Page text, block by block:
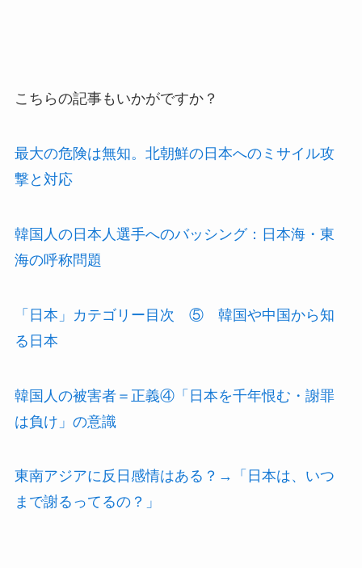
こちらの記事もいかがですか？
最大の危険は無知。北朝鮮の日本へのミサイル攻
撃と対応
韓国人の日本人選手へのバッシング：日本海・東
海の呼称問題
「日本」カテゴリー目次 ⑤ 韓国や中国から知
る日本
韓国人の被害者＝正義④「日本を千年恨む・謝罪
は負け」の意識
東南アジアに反日感情はある？→「日本は、いつ
まで謝るってるの？」